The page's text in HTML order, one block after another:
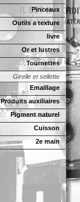
Pinceaux
Outils a texture
livre
Or et lustres
Tournettes
Girelle et sellette
Emaillage
Produits auxiliaires
Pigment naturel
Cuisson
2e main